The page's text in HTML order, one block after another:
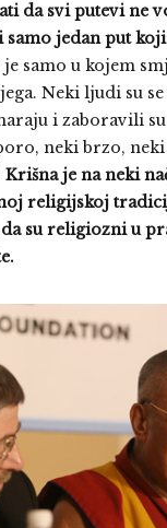
da svi putevi ne
jedan put
je samo u kojem
Neki ljudi su se
i zaboravili
neki brzo, neki
Krišna je na neki
religijskoj
su religiozni u